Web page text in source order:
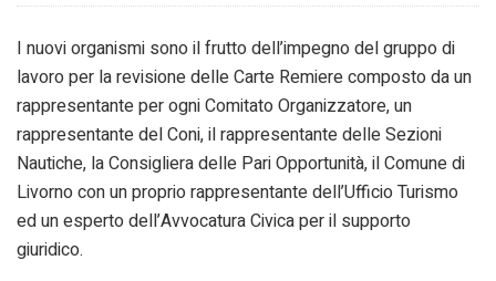
I nuovi organismi sono il frutto dell’impegno del gruppo di
lavoro per la revisione delle Carte Remiere composto da un
rappresentante per ogni Comitato Organizzatore, un
rappresentante del Coni, il rappresentante delle Sezioni
Nautiche, la Consigliera delle Pari Opportunità, il Comune di
Livorno con un proprio rappresentante dell’Ufficio Turismo
ed un esperto dell’Avvocatura Civica per il supporto
giuridico.